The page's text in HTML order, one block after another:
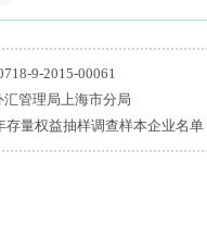
9-2015-00061
汇管理局上海市分局
存量权益抽样调查样本企业名单